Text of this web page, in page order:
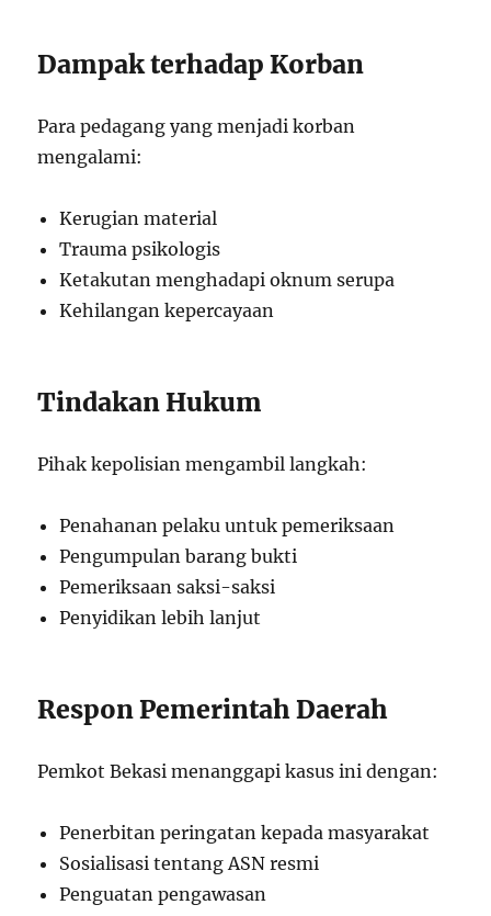
Dampak terhadap Korban
Para pedagang yang menjadi korban
mengalami:
Kerugian material
Trauma psikologis
Ketakutan menghadapi oknum serupa
Kehilangan kepercayaan
Tindakan Hukum
Pihak kepolisian mengambil langkah:
Penahanan pelaku untuk pemeriksaan
Pengumpulan barang bukti
Pemeriksaan saksi-saksi
Penyidikan lebih lanjut
Respon Pemerintah Daerah
Pemkot Bekasi menanggapi kasus ini dengan:
Penerbitan peringatan kepada masyarakat
Sosialisasi tentang ASN resmi
Penguatan pengawasan